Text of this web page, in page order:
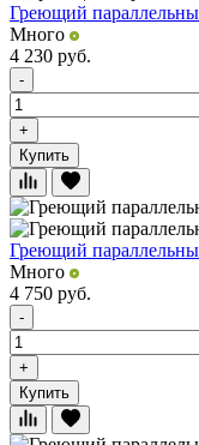
Греющий
Много
4 230 руб.
-
+
Купить
Греющий
Много
4 750 руб.
-
+
Купить